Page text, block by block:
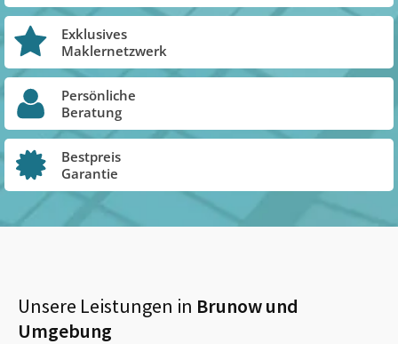
Exklusives
Maklernetzwerk
Persönliche
Beratung
Bestpreis
Garantie
Unsere Leistungen in Brunowund
Umgebung